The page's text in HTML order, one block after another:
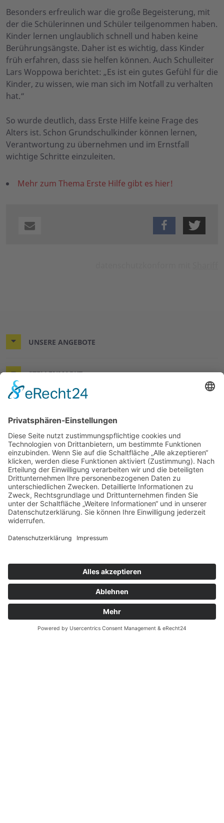
Besonders erfreulich war die große Begeisterung, mit
der die Schülerinnen und Schüler teilgenommen haben.
Kinder lernen unglaublich schnell und haben keine
Berührungsängste. Daher ist es wichtig, dass Kinder
früh erfahren, dass sie helfen können. Auch Schulleiter
Lars Woppowa berichtet: „Es ist ein gutes Gefühl für die
Kinder, zu wissen, wie man sich im Notfall zu verhalten
hat.“
So wurde deutlich, dass Erste Hilfe keine Frage des
Alters ist. Schon Grundschulkinder können lernen,
Verantwortung zu übernehmen und im Ernstfall
wichtige Schritte einzuleiten.
Mehr zum Thema Erste Hilfe gibt es hier!
UNSERE ANGEBOTE
STELLENMARKT
DER WÜNSCHEWAGEN
© 2026 Arbeiter-Samariter-Bund Regionalverband Leine-
Harz-Solling
Impressum